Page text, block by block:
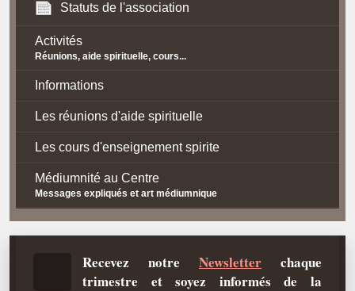
Statuts de l'association
Activités
Réunions, aide spirituelle, cours...
Informations
Les réunions d'aide spirituelle
Les cours d'enseignement spirite
Médiumnité au Centre
Messages expliqués et art médiumnique
Contact / Accès
Recevez notre Newsletter chaque
trimestre et soyez informés de la